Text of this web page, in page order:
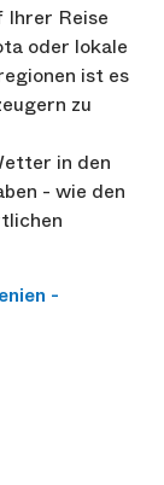
Ihrer Reise
oder lokale
ist es
zu
in den
- wie den
-